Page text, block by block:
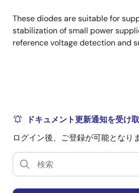
These diodes are suitable for
stabilization of small power
reference voltage detection and
ドキュメント更新通知を受け取
ログイン後、ご登録が可能となりま